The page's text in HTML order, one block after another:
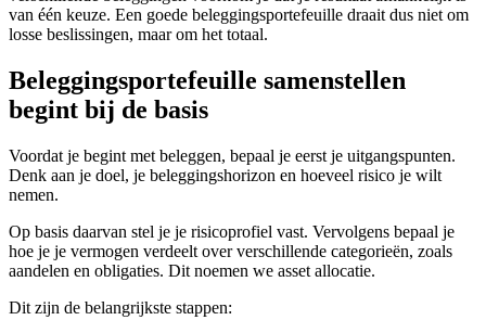
interact
with
the
van één keuze. Een goede beleggingsportefeuille draait dus niet om
losse beslissingen, maar om het totaal.
Beleggingsportefeuille samenstellen
begint bij de basis
Voordat je begint met beleggen, bepaal je eerst je uitgangspunten.
Denk aan je doel, je beleggingshorizon en hoeveel risico je wilt
nemen.
Op basis daarvan stel je je risicoprofiel vast. Vervolgens bepaal je
hoe je je vermogen verdeelt over verschillende categorieën, zoals
aandelen en obligaties. Dit noemen we asset allocatie.
Dit zijn de belangrijkste stappen: